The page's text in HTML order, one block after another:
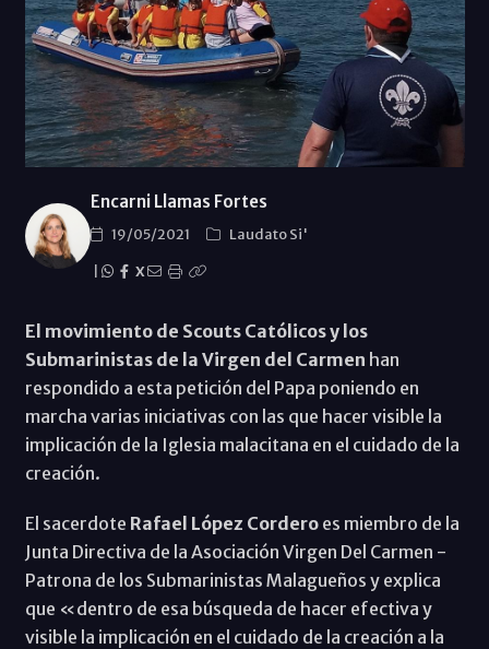
Encarni Llamas Fortes
19/05/2021
Laudato Si'
X
El movimiento de Scouts Católicos y los
Submarinistas de la Virgen del Carmen han
respondido a esta petición del Papa poniendo en
marcha varias iniciativas con las que hacer visible la
implicación de la Iglesia malacitana en el cuidado de la
creación.
El sacerdote Rafael López Corderoes miembro de la
Junta Directiva de la Asociación Virgen Del Carmen -
Patrona de los Submarinistas Malagueños y explica
que «dentro de esa búsqueda de hacer efectiva y
visible la implicación en el cuidado de la creación a la